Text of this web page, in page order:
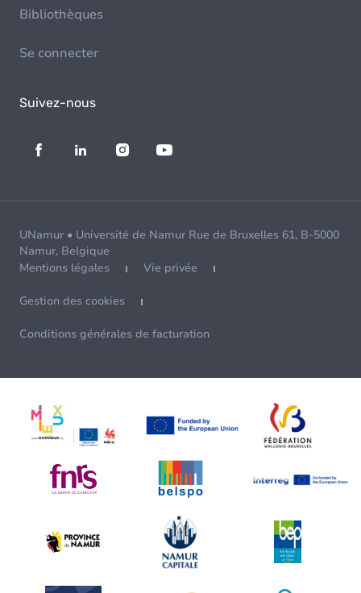
Bibliothèques
Se connecter
Suivez-nous
UNamur • Université de Namur Rue de Bruxelles 61, B-5000
Namur, Belgique
Mentions légales
Vie privée
Gestion des cookies
Conditions générales de facturation